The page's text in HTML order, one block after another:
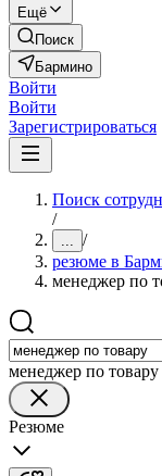
Ещё
Поиск
Бармино
Войти
Войти
Зарегистрироваться
Поиск
/
... /
резюме в
менеджер по
менеджер по товару
Резюме